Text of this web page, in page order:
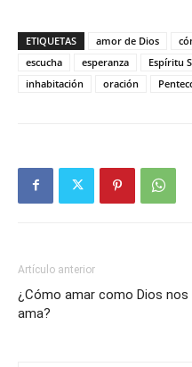
ETIQUETAS amor de Dios
escucha
esperanza Espíritu
inhabitación
oración
Artículo anterior
¿Cómo amar como Dios nos
ama?